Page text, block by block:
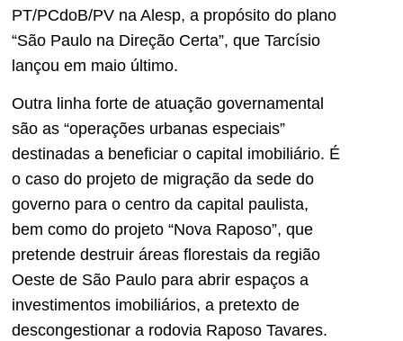
PT/PCdoB/PV na Alesp, a propósito do plano
“São Paulo na Direção Certa”, que Tarcísio
lançou em maio último.
Outra linha forte de atuação governamental
são as “operações urbanas especiais”
destinadas a beneficiar o capital imobiliário. É
o caso do projeto de migração da sede do
governo para o centro da capital paulista,
bem como do projeto “Nova Raposo”, que
pretende destruir áreas florestais da região
Oeste de São Paulo para abrir espaços a
investimentos imobiliários, a pretexto de
descongestionar a rodovia Raposo Tavares.